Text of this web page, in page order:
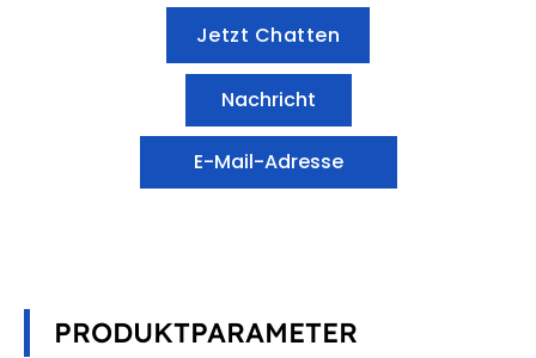
Jetzt Chatten
Nachricht
E-Mail-Adresse
PRODUKTPARAMETER